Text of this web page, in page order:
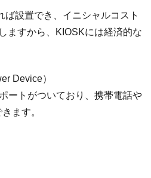
設置でき、イニシャルコスト
ますから、KIOSKには経済的な
Device）
ートがついており、携帯電話や
ます。